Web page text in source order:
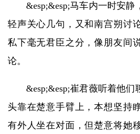
&esp;&esp;马车内一时安静
轻声关心几句，又和南宫朔讨
私下毫无君臣之分，像朋友间
论。
&esp;&esp;崔君薇听着他们
头靠在楚意手臂上，本想坚持
有外人坐在对面，但楚意将她